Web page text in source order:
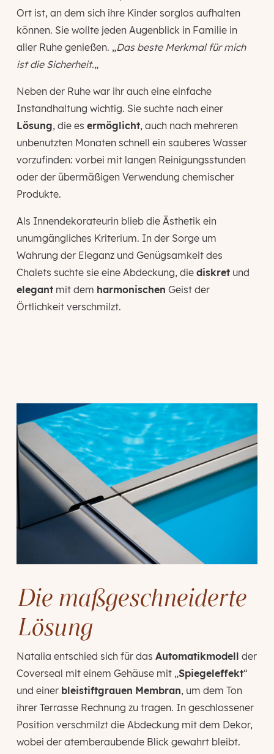
Ort ist, an dem sich ihre Kinder sorglos aufhalten
können. Sie wollte jeden Augenblick in Familie in
aller Ruhe genießen. „Das beste Merkmal für mich
ist die Sicherheit.„
Neben der Ruhe war ihr auch eine einfache
Instandhaltung wichtig. Sie suchte nach einer
Lösung, die es ermöglicht, auch nach mehreren
unbenutzten Monaten schnell ein sauberes Wasser
vorzufinden: vorbei mit langen Reinigungsstunden
oder der übermäßigen Verwendung chemischer
Produkte.
Als Innendekorateurin blieb die Ästhetik ein
unumgängliches Kriterium. In der Sorge um
Wahrung der Eleganz und Genügsamkeit des
Chalets suchte sie eine Abdeckung, die diskretund
elegantmit dem harmonischen Geist der
Örtlichkeit verschmilzt.
Die maßgeschneiderte
Lösung
Natalia entschied sich für das Automatikmodell der
Coverseal mit einem Gehäuse mit „Spiegeleffekt“
und einer bleistiftgrauen Membran, um dem Ton
ihrer Terrasse Rechnung zu tragen. In geschlossener
Position verschmilzt die Abdeckung mit dem Dekor,
wobei der atemberaubende Blick gewahrt bleibt.